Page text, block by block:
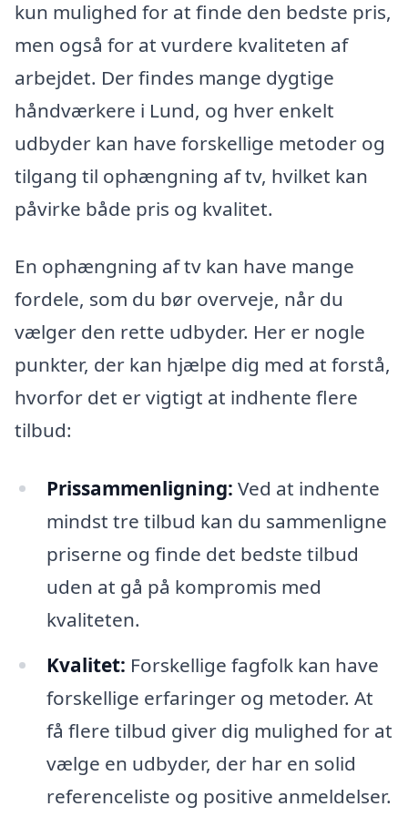
kun mulighed for at finde den bedste pris,
men også for at vurdere kvaliteten af
arbejdet. Der findes mange dygtige
håndværkere i Lund, og hver enkelt
udbyder kan have forskellige metoder og
tilgang til ophængning af tv, hvilket kan
påvirke både pris og kvalitet.
En ophængning af tv kan have mange
fordele, som du bør overveje, når du
vælger den rette udbyder. Her er nogle
punkter, der kan hjælpe dig med at forstå,
hvorfor det er vigtigt at indhente flere
tilbud:
Prissammenligning: Ved at indhente
mindst tre tilbud kan du sammenligne
priserne og finde det bedste tilbud
uden at gå på kompromis med
kvaliteten.
Kvalitet: Forskellige fagfolk kan have
forskellige erfaringer og metoder. At
få flere tilbud giver dig mulighed for at
vælge en udbyder, der har en solid
referenceliste og positive anmeldelser.